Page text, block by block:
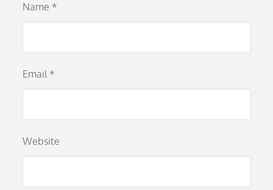
Name *
Email *
Website